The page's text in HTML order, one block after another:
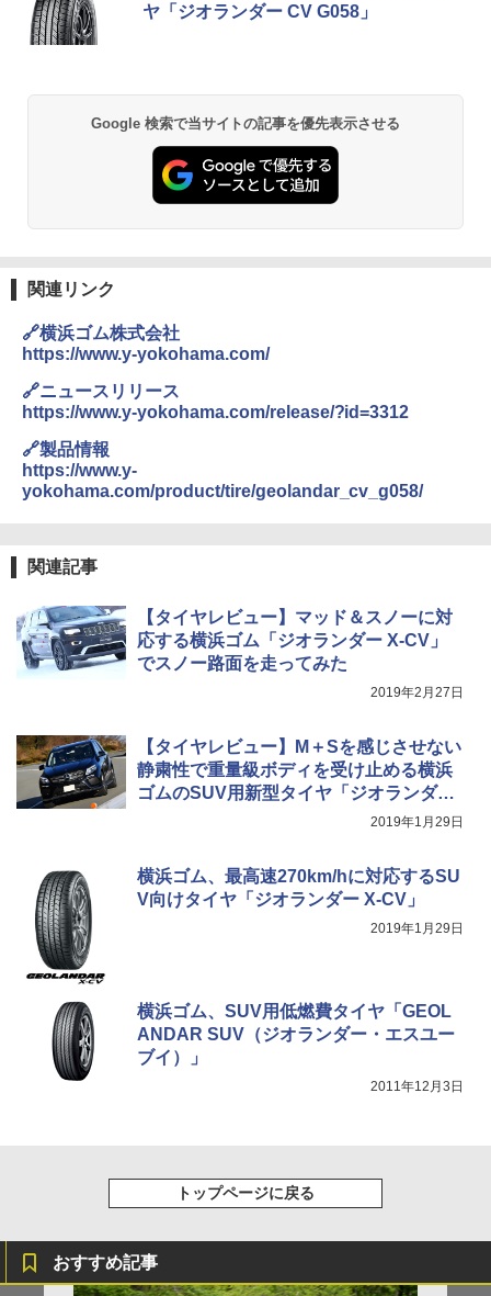
ヤ「ジオランダー CV G058」
Google 検索で当サイトの記事を優先表示させる
関連リンク
🔗横浜ゴム株式会社
https://www.y-yokohama.com/
🔗ニュースリリース
https://www.y-yokohama.com/release/?id=3312
🔗製品情報
https://www.y-
yokohama.com/product/tire/geolandar_cv_g058/
関連記事
【タイヤレビュー】マッド＆スノーに対
応する横浜ゴム「ジオランダー X-CV」
でスノー路面を走ってみた
2019年2月27日
【タイヤレビュー】M＋Sを感じさせない
静粛性で重量級ボディを受け止める横浜
ゴムのSUV用新型タイヤ「ジオランダー
2019年1月29日
横浜ゴム、最高速270km/hに対応するSU
V向けタイヤ「ジオランダー X-CV」
2019年1月29日
横浜ゴム、SUV用低燃費タイヤ「GEOL
ANDAR SUV（ジオランダー・エスユー
ブイ）」
2011年12月3日
トップページに戻る
おすすめ記事